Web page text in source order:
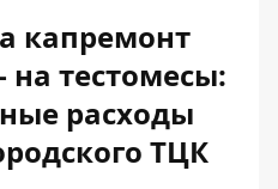
капремонт
на тестомесы:
расходы
ТЦК